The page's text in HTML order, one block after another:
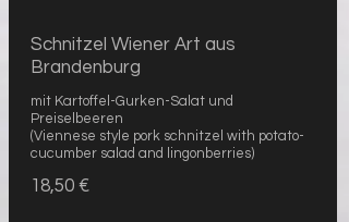
Schnitzel Wiener Art aus
Brandenburg
mit Kartoffel-Gurken-Salat und
Preiselbeeren
(Viennese style pork schnitzel with potato-
cucumber salad and lingonberries)
18,50 €